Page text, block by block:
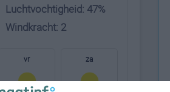
Luchtvochtigheid: 47%
Windkracht: 2
vr za